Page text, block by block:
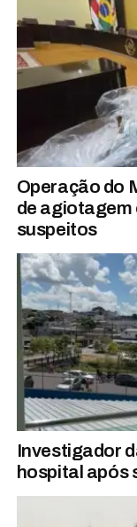
Operação do
de agiotagem
suspeitos
Investigador
hospital após